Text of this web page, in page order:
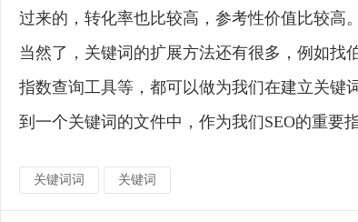
过来的，转化率也比较高，参考性价值比较高。
当然了，关键词的扩展方法还有很多，例如找
指数查询工具等，都可以做为我们在建立关键
到一个关键词的文件中，作为我们SEO的重要指
关键词词 关键词